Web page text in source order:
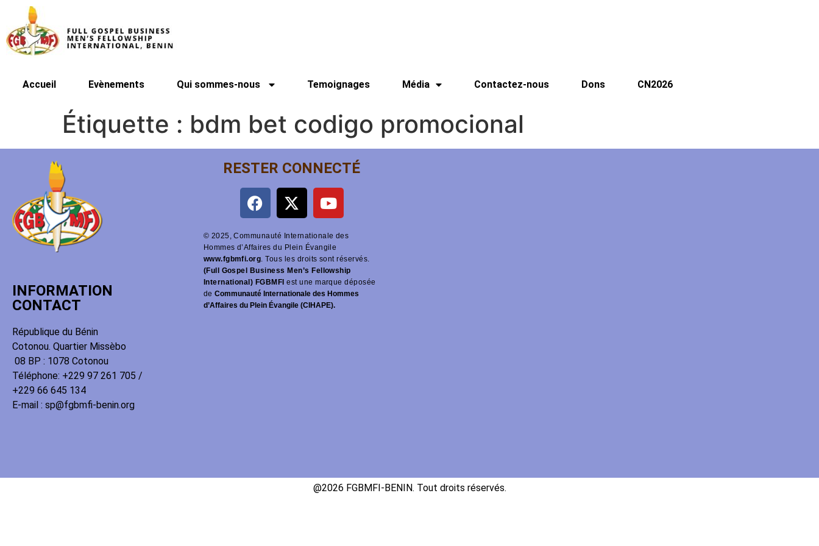
Accueil Evènements Qui sommes-nous Temoignages Média Contactez-nous Dons CN2026
Étiquette : bdm bet codigo promocional
INFORMATION
CONTACT
République du Bénin
Cotonou. Quartier Missèbo
08 BP : 1078 Cotonou
Téléphone: +229 97 261 705 /
+229 66 645 134
E-mail : sp@fgbmfi-benin.org
RESTER CONNECTÉ
© 2025, Communauté Internationale des
Hommes d’Affaires du Plein Évangile
www.fgbmfi.org. Tous les droits sont réservés.
(Full Gospel Business Men’s Fellowship
International) FGBMFI est une marque déposée
deCommunauté Internationale des Hommes
d’Affaires du Plein Évangile (CIHAPE).
@2026 FGBMFI-BENIN. Tout droits réservés.